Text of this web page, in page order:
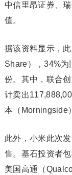
中信里昂证券、
值。
据该资料显示，
Share），34%
份。其中，联合
计卖出
本（Morningside
此外，小米此次
售。基石投资者
美国高通（